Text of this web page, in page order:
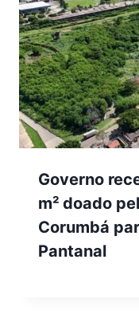
Governo
m² doado
Corumbá
Pantanal